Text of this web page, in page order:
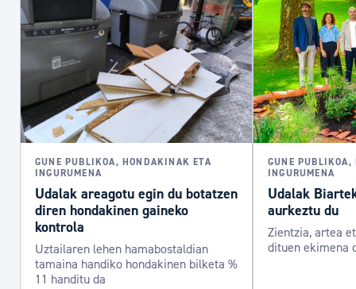
GUNE PUBLIKOA, HONDAKINAK ETA
INGURUMENA
Udalak areagotu egin du botatzen
diren hondakinen gaineko
kontrola
Uztailaren lehen hamabostaldian
tamaina handiko hondakinen bilketa %
11 handitu da
GUNE
INGURUMENA
Udalak
aurkeztu du
Zientzia, artea
dituen ekimena